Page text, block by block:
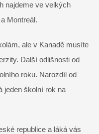
najdeme ve velkých
Montreál.
ale v Kanadě musíte
Další odlišnosti od
roku. Narozdíl od
jeden školní rok na
republice a láká vás